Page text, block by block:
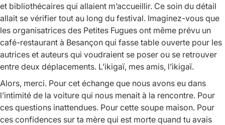
et bibliothécaires qui allaient m’accueillir. Ce soin du détail
allait se vérifier tout au long du festival. Imaginez-vous que
les organisatrices des Petites Fugues ont même prévu un
café-restaurant à Besançon qui fasse table ouverte pour les
autrices et auteurs qui voudraient se poser ou se retrouver
entre deux déplacements. L’ikigaï, mes amis, l’ikigaï.
Alors, merci. Pour cet échange que nous avons eu dans
l’intimité de la voiture qui nous menait à la rencontre. Pour
ces questions inattendues. Pour cette soupe maison. Pour
ces confidences sur ta mère qui est morte quand tu avais